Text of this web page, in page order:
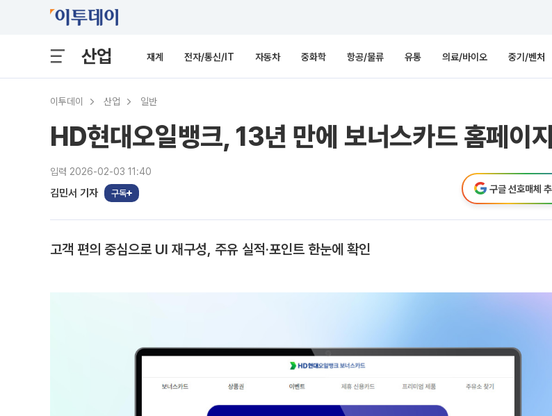
산업 재계 전자/통신/IT 자동차 중화학 항공/물류 유통 의료/바이오 중기/벤처
이투데이 산업 일반
HD현대오일뱅크, 13년 만에 보너스카드 홈페이
입력 2026-02-03 11:40
김민서 기자 구독 구글 선호매체
고객 편의 중심으로 UI 재구성, 주유 실적·포인트 한눈에 확인